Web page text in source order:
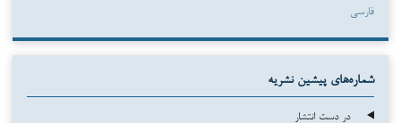
فارسی
شماره‌های پیشین نشریه
در دست انتشار